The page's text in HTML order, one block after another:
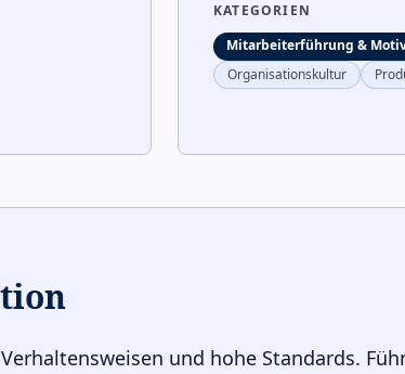
KATEGORIEN
Mitarbeiterführung &
Organisationskultur
und hohe Standards.